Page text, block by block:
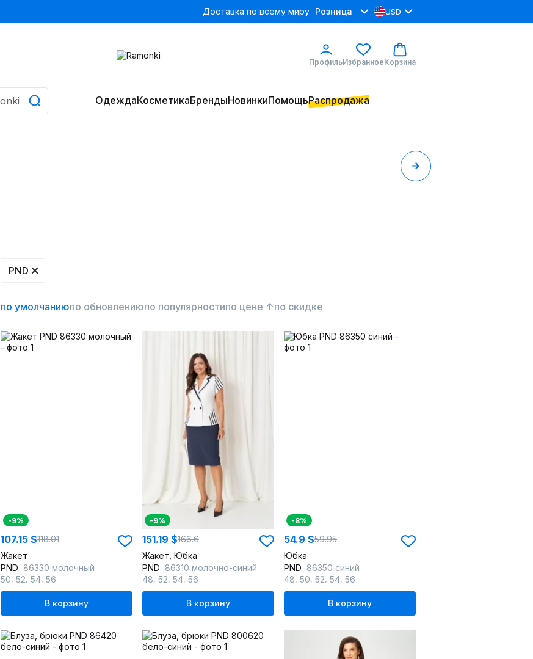
Доставка по всему миру Розница USD
ПрофильИзбранноеКорзина
ОдеждаКосметикаБрендыНовинкиПомощьРаспродажа
PND
по умолчаниюпо обновлениюпо популярностипо цене ↑по скидке
-9%
107.15 $118.01
Жакет
PND 86330 молочный
50 52 54 56
В корзину
-9%
151.19 $166.6
Жакет, Юбка
PND 86310 молочно-синий
48 52 54 56
В корзину
-8%
54.9 $59.95
Юбка
PND 86350 синий
48 50 52 54 56
В корзину